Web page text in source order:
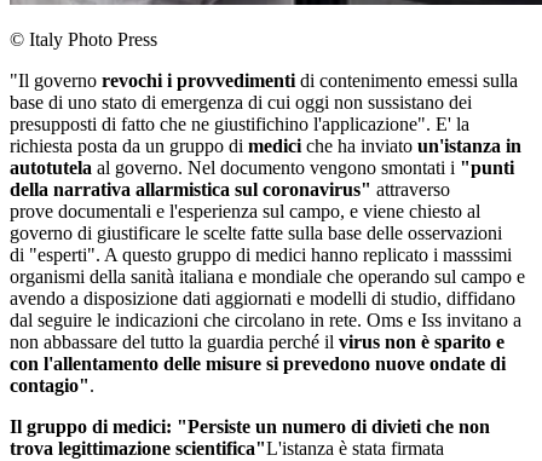
© Italy Photo Press
"Il governo revochi i provvedimenti di contenimento emessi sulla
base di uno stato di emergenza di cui oggi non sussistano dei
presupposti di fatto che ne giustifichino l'applicazione". E' la
richiesta posta da un gruppo di medici che ha inviato un'istanza in
autotutela al governo. Nel documento vengono smontati i "punti
della narrativa allarmistica sul coronavirus" attraverso
prove documentali e l'esperienza sul campo, e viene chiesto al
governo di giustificare le scelte fatte sulla base delle osservazioni
di "esperti". A questo gruppo di medici hanno replicato i masssimi
organismi della sanità italiana e mondiale che operando sul campo e
avendo a disposizione dati aggiornati e modelli di studio, diffidano
dal seguire le indicazioni che circolano in rete. Oms e Iss invitano a
non abbassare del tutto la guardia perché il virus non è sparito e
con l'allentamento delle misure si prevedono nuove ondate di
contagio".
Il gruppo di medici: "Persiste un numero di divieti che non
trova legittimazione scientifica"L'istanza è stata firmata